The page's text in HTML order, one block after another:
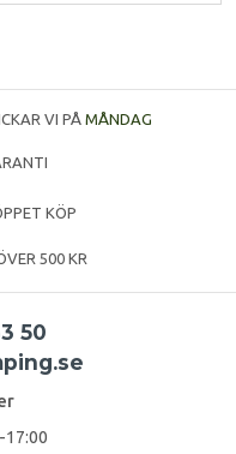
VI PÅ MÅNDAG
KÖP
500 KR
50
17:00